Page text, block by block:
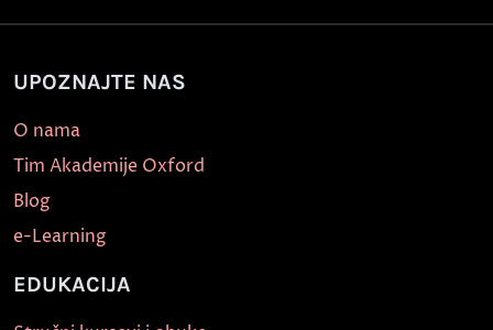
UPOZNAJTE NAS
O nama
Tim Akademije Oxford
Blog
e-Learning
EDUKACIJA